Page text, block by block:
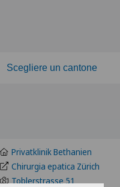
Scegliere un cantone
BE
Privatklinik Bethanien
Chirurgia epatica Zürich
Toblerstrasse 51